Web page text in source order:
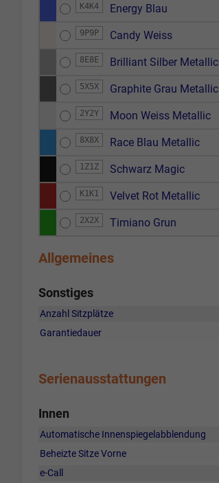
K4K4 Energy Blau
9P9P Candy Weiss
8E8E Brilliant Silber Metallic
5X5X Graphite Grau Metallic
2Y2Y Moon Weiss Metallic
8X8X Race Blau Metallic
1Z1Z Schwarz Magic
K1K1 Velvet Rot Metallic
2X2X Timiano Grun
Allgemeines
Sonstiges
Anzahl Sitzplätze
Garantiedauer
Serienausstattungen
Innen
Automatische Innenspiegelabblendung
Beheizte Sitze Vorne
e-Call